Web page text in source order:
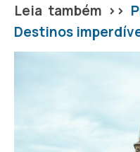
Leia também >>
Destinos